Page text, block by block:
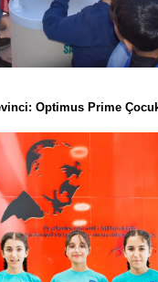
Optimus Prime